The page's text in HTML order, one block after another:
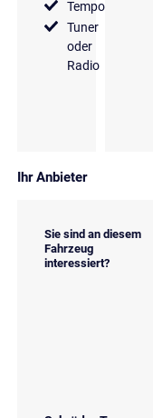
Tempomat
Tuner
oder
Radio
Ihr Anbieter
Sie sind an diesem
Fahrzeug
interessiert?